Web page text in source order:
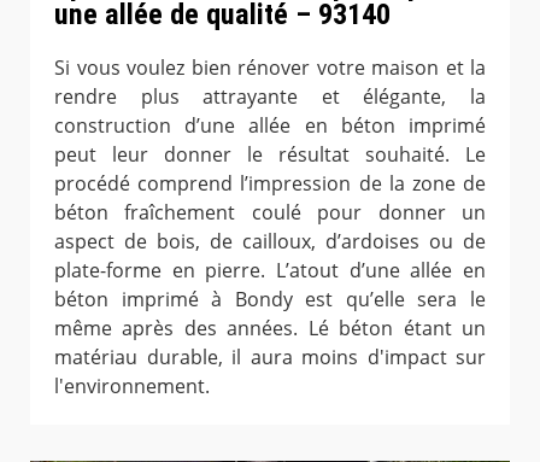
une allée de qualité – 93140
Si vous voulez bien rénover votre maison et la
rendre plus attrayante et élégante, la
construction d’une allée en béton imprimé
peut leur donner le résultat souhaité. Le
procédé comprend l’impression de la zone de
béton fraîchement coulé pour donner un
aspect de bois, de cailloux, d’ardoises ou de
plate-forme en pierre. L’atout d’une allée en
béton imprimé à Bondy est qu’elle sera le
même après des années. Lé béton étant un
matériau durable, il aura moins d'impact sur
l'environnement.